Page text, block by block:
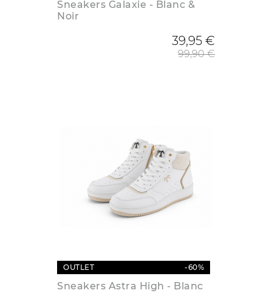
Sneakers Galaxie - Blanc &
Noir
39,95 €
99,90 €
OUTLET -60%
Sneakers Astra High - Blanc